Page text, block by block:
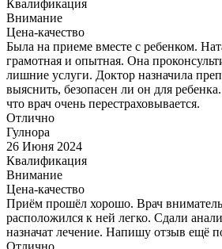
Квалификация
Внимание
Цена-качество
Была на приеме вместе с ребенком.
грамотная и опытная. Она
лишние услуги. Доктор назначила
выяснить, безопасен ли он для
что врач очень перестраховывается.
Отлично
Гулнора
26 Июня 2024
Квалификация
Внимание
Цена-качество
Приём прошёл хорошо. Врач
расположился к ней легко. Сдали
назначат лечение. Напишу отзыв ещё
Отлично